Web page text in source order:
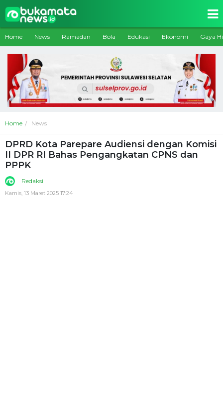
Home News Ramadan Bola Edukasi Ekonomi Gaya
Home News
DPRD Kota Parepare Audiensi dengan Komisi
II DPR RI Bahas Pengangkatan CPNS dan
PPPK
Redaksi
Kamis, 13 Maret 2025 17:24